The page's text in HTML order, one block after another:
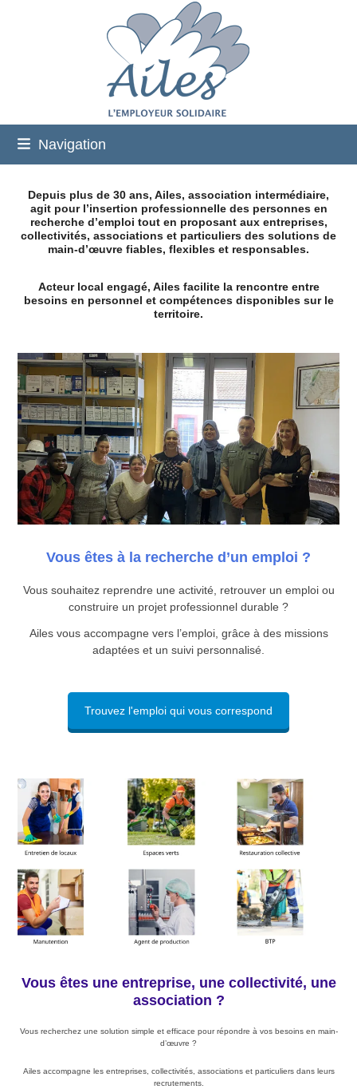
Navigation
Depuis plus de 30 ans, Ailes, association intermédiaire,
agit pour l’insertion professionnelle des personnes en
recherche d’emploi tout en proposant aux entreprises,
collectivités, associations et particuliers des solutions de
main-d’œuvre fiables, flexibles et responsables.
Acteur local engagé, Ailes facilite la rencontre entre
besoins en personnel et compétences disponibles sur le
territoire.
Vous êtes à la recherche d’un emploi ?
Vous souhaitez reprendre une activité, retrouver un emploi ou
construire un projet professionnel durable ?
Ailes vous accompagne vers l’emploi, grâce à des missions
adaptées et un suivi personnalisé.
Trouvez l'emploi qui vous correspond
Vous êtes une entreprise, une collectivité, une
association ?
Vous recherchez une solution simple et efficace pour répondre à vos besoins en main-
d’œuvre ?
Ailes accompagne les entreprises, collectivités, associations et particuliers dans leurs
recrutements.